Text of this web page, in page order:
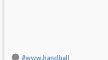
#www.handball